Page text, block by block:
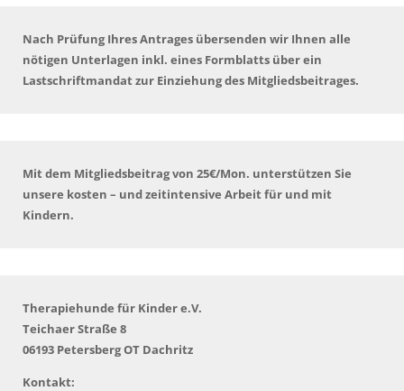
Nach Prüfung Ihres Antrages übersenden wir Ihnen alle
nötigen Unterlagen inkl. eines Formblatts über ein
Lastschriftmandat zur Einziehung des Mitgliedsbeitrages.
Mit dem Mitgliedsbeitrag von 25€/Mon. unterstützen Sie
unsere kosten – und zeitintensive Arbeit für und mit
Kindern.
Therapiehunde für Kinder e.V.
Teichaer Straße 8
06193 Petersberg OT Dachritz
Kontakt: